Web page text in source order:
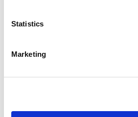
Statistics
Marketing